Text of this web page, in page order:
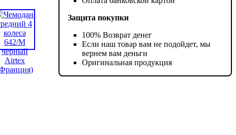
Защита покупки
100% Возврат денег
Если наш товар вам не подойдет, мы
вернем вам деньги
Оригинальная продукция